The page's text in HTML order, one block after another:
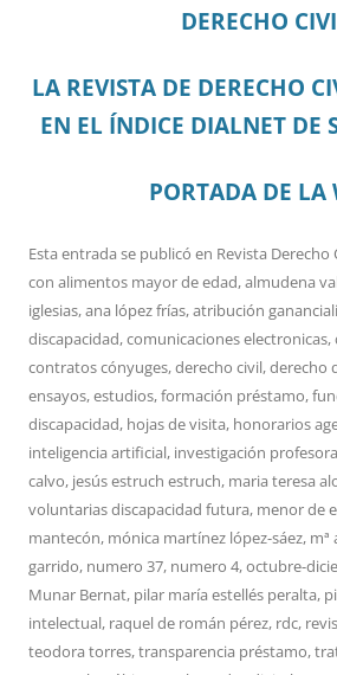
DERECHO
LA REVISTA DE DERECHO
EN EL ÍNDICE DIALNET DE
PORTADA DE LA
Esta entrada se publicó en Revista Derecho
con alimentos mayor de edad,almudena
iglesias,ana lópez frías,atribución
discapacidad,comunicaciones electronicas,
contratos cónyuges,derecho civil,derecho
ensayos,estudios,formación préstamo,
discapacidad, hojas de visita, honorarios
inteligencia artificial, investigación
calvo, jesús estruch estruch, maria teresa
voluntarias discapacidad futura, menor de
mantecón, mónica martínez lópez-sáez, mª
garrido, numero 37, numero 4,octubre-
Munar Bernat, pilar maría estellés peralta,
intelectual, raquel de román pérez, rdc,
teodora torres,transparencia préstamo,